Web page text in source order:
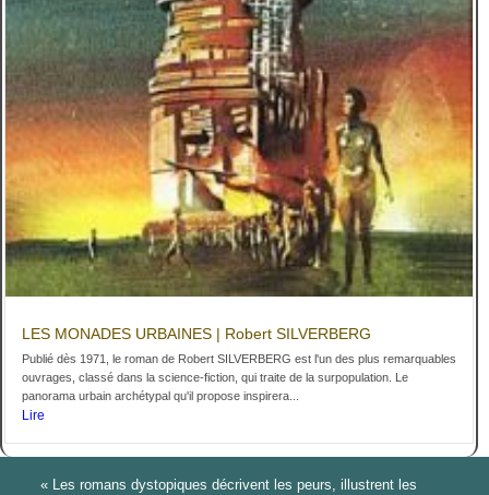
LES MONADES URBAINES | Robert SILVERBERG
Publié dès 1971, le roman de Robert SILVERBERG est l'un des plus remarquables
ouvrages, classé dans la science-fiction, qui traite de la surpopulation. Le
panorama urbain archétypal qu'il propose inspirera...
Lire
« Les romans dystopiques décrivent les peurs, illustrent les